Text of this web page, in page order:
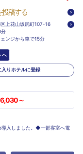
投稿する
上花山坂尻町107-16
分
ンジから車で15分
へ
入りホテルに登録
6,030～
入しました。◆一部客室へ電